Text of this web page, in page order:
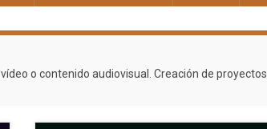
o contenido audiovisual. Creación de proyectos